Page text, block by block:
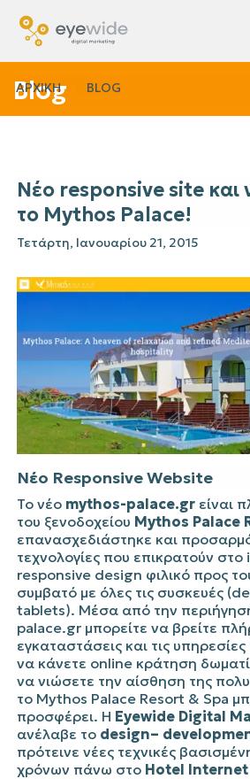
ΑΡΧΙΚΗ BLOG
Blog
Νέο responsive site και
το Mythos Palace!
Τετάρτη, Ιανουαρίου 21, 2015
Νέο Responsive Website
Το νέο mythos-palace.grείναι
του ξενοδοχείου Mythos Palace
επανασχεδιάστηκε και
τεχνολογίες που επικρατούν
responsive design φιλικό προς
συμβατό με όλες τις συσκευές
tablets). Μέσα από την
palace.gr μπορείτε να βρείτε
εγκαταστάσεις και τις
να κάνετε online κράτηση
να νιώσετε την αίσθηση της
το Mythos Palace Resort & Spa
προσφέρει. Η Eyewide Digital
ανέλαβε το design–
πρότεινε νέες τεχνικές
χρόνων πάνω στο Hotel